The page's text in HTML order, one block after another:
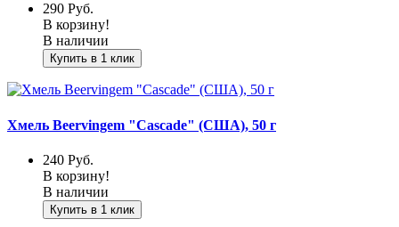
290 Руб.
В корзину!
В наличии
Купить в 1 клик
Хмель Beervingem "Cascade" (США), 50 г
240 Руб.
В корзину!
В наличии
Купить в 1 клик